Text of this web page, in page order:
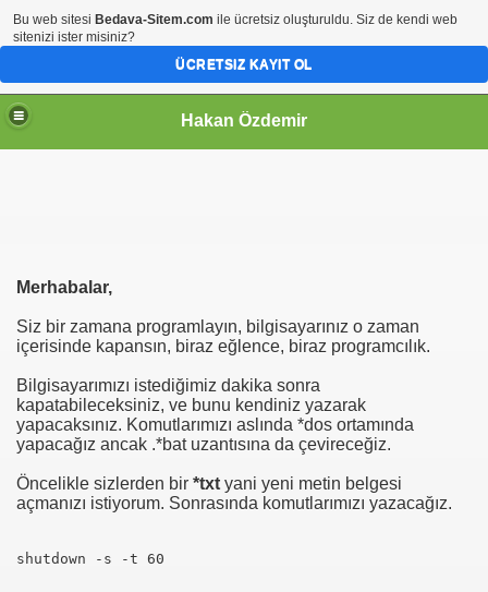
Hakan Özdemir
Merhabalar,
Siz bir zamana programlayın, bilgisayarınız o zaman
içerisinde kapansın, biraz eğlence, biraz programcılık.
Bilgisayarımızı istediğimiz dakika sonra
kapatabileceksiniz, ve bunu kendiniz yazarak
yapacaksınız. Komutlarımızı aslında *dos ortamında
yapacağız ancak .*bat uzantısına da çevireceğiz.
Öncelikle sizlerden bir *txt yani yeni metin belgesi
açmanızı istiyorum. Sonrasında komutlarımızı yazacağız.
shutdown - s -t 60
Bu web sitesi Bedava-Sitem.com ile ücretsiz oluşturuldu. Siz de kendi web
sitenizi ister misiniz?
ÜCRETSIZ KAYIT OL